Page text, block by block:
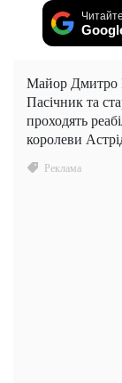
Майор Дмитро
Пасічник та
проходять
королеви